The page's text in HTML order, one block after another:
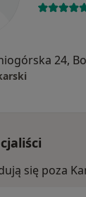
24,
się poza